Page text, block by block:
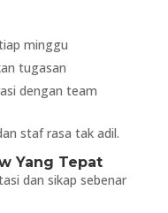
minggu
tugasan
dengan team
staf rasa tak adil.
Yang Tepat
dan sikap sebenar